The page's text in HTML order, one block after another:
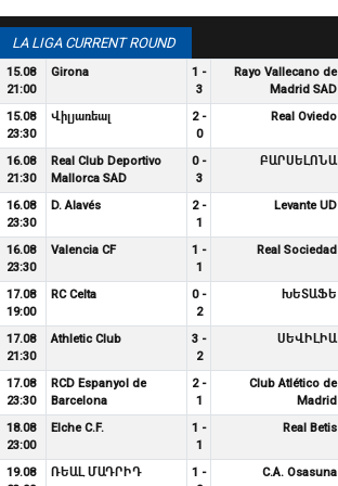
LA LIGA CURRENT ROUND
15.08
21:00
Girona
1 -
3
Rayo Vallecano de
Madrid SAD
15.08
23:30
Վիլյառեալ
2 -
0
Real Oviedo
16.08
21:30
Real Club Deportivo
Mallorca SAD
0 -
3
ԲԱՐՍԵԼՈՆԱ
16.08
23:30
D. Alavés
2 -
1
Levante UD
16.08
23:30
Valencia CF
1 -
1
Real Sociedad
17.08
19:00
RC Celta
0 -
2
ԽԵՏԱՖԵ
17.08
21:30
Athletic Club
3 -
2
ՍԵՎԻԼԻԱ
17.08
23:30
RCD Espanyol de
Barcelona
2 -
1
Club Atlético de
Madrid
18.08
23:00
Elche C.F.
1 -
1
Real Betis
19.08
ՌԵԱԼ ՄԱԴՐԻԴ
1 -
C.A. Osasuna